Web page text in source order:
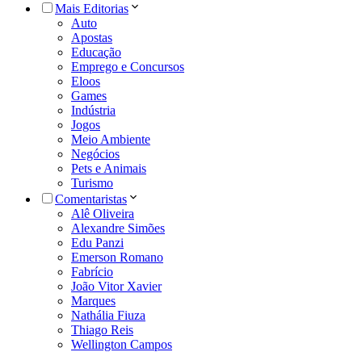
Mais Editorias
Auto
Apostas
Educação
Emprego e Concursos
Eloos
Games
Indústria
Jogos
Meio Ambiente
Negócios
Pets e Animais
Turismo
Comentaristas
Alê Oliveira
Alexandre Simões
Edu Panzi
Emerson Romano
Fabrício
João Vitor Xavier
Marques
Nathália Fiuza
Thiago Reis
Wellington Campos